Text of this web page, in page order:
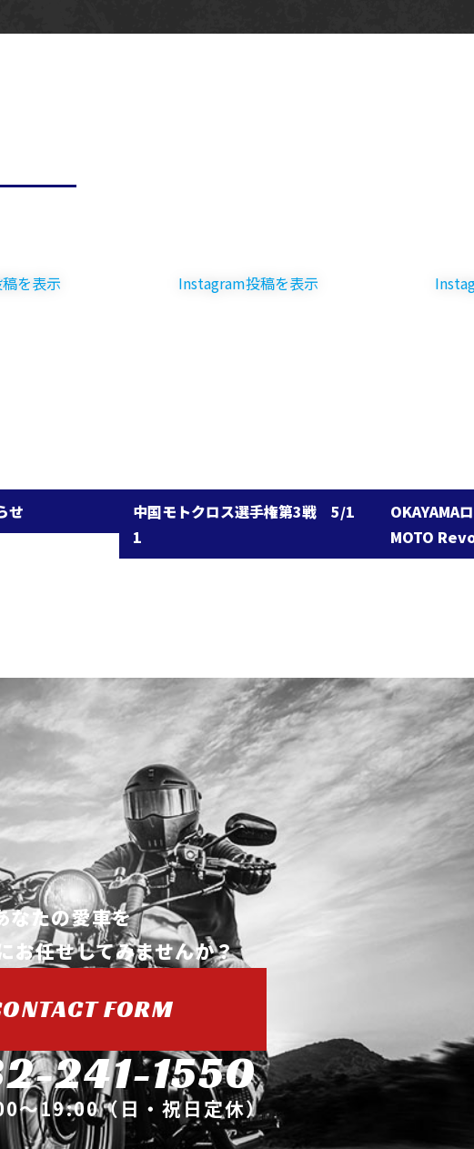
Instagram投稿を表示
中国モトクロス選手権第3戦 5/1
1
Instagram投稿を
OKAYAMAロードレース
MOTO Revolution
なたの愛車を
お任せしてみませんか？
FORM
241-1550
～19:00（日・祝日定休）